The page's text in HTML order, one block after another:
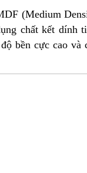
(Medium
chất kết dính
bền cực cao và